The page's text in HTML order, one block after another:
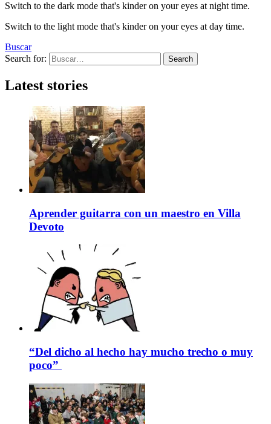
Switch to the dark mode that's kinder on your eyes at night time.
Switch to the light mode that's kinder on your eyes at day time.
Buscar
Search for:
Search
Latest stories
Aprender guitarra con un maestro en Villa
Devoto
“Del dicho al hecho hay mucho trecho o muy
poco”